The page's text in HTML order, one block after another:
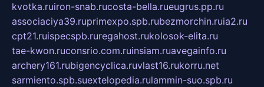
kvotka.ruiron-snab.rucosta-bella.rueugrus.pp.ru
associaciya39.ruprimexpo.spb.rubezmorchin.ruia2.ru
cpt21.ruispecspb.ruregahost.rukolosok-elita.ru
tae-kwon.ruconsrio.com.ruinsiam.ruavegainfo.ru
archery161.rubigencyclica.ruvlast16.rukorru.net
sarmiento.spb.suextelopedia.rulammin-suo.spb.ru